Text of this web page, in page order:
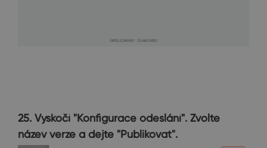
25. Vyskočí "Konfigurace odeslání". Zvolte
název verze a dejte "Publikovat".